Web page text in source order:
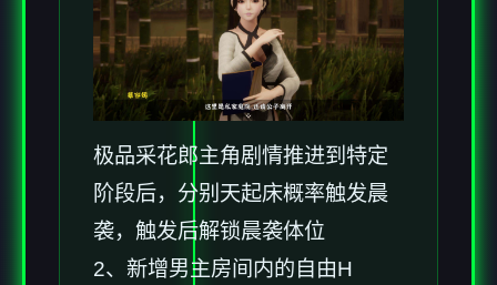
极品采花郎主角剧情推进到特定
阶段后，分别天起床概率触发晨
袭，触发后解锁晨袭体位
2、新增男主房间内的自由H